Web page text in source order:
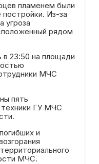
пламенем были
постройки. Из-за
угроза
рядом
в 23:50 на площади
МЧС
пять
техники ГУ МЧС
и
МЧС.